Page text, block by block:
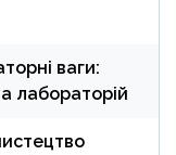
ваги:
лабораторій